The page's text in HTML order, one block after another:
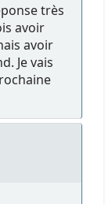
très
avoir
avoir
Je vais